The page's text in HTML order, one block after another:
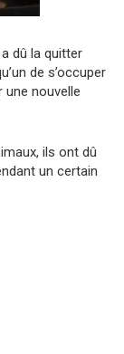
dû la quitter
de s’occuper
une nouvelle
ils ont dû
un certain